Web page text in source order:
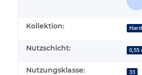
Kollektion:
Nutzschicht: 0,55
Nutzungsklasse: 33